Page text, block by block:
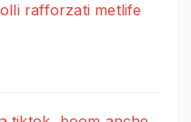
rafforzati metlife